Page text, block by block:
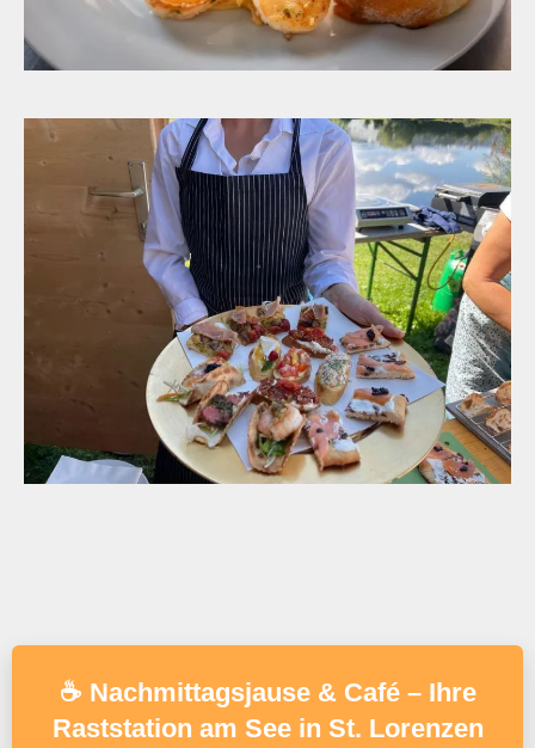
☕ Nachmittagsjause & Café – Ihre
Raststation am See in St. Lorenzen